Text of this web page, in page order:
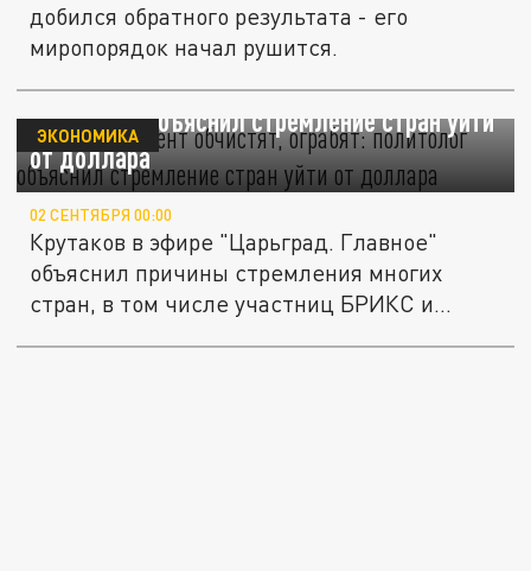
добился обратного результата - его
миропорядок начал рушится.
"В любой момент обчистят, ограбят":
политолог объяснил стремление стран уйти
от доллара
ЭКОНОМИКА
02 СЕНТЯБРЯ 00:00
Крутаков в эфире "Царьград. Главное"
объяснил причины стремления многих
стран, в том числе участниц БРИКС и...